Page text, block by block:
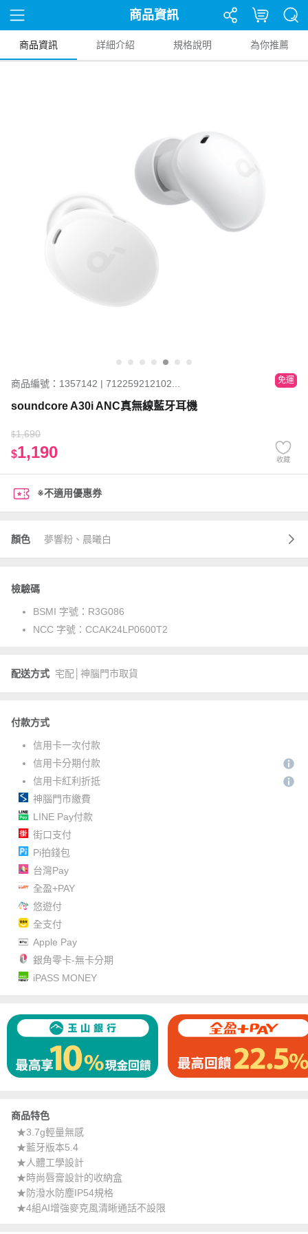
商品資訊
商品資訊 詳細介紹 規格說明 為你推薦
商品編號：1357142 | 712259212102... 免運
soundcore A30i ANC真無線藍牙耳機
$1,690
$1,190 收藏
※不適用優惠券
顏色 夢響粉、晨曦白
檢驗碼
BSMI 字號： R3G086
NCC 字號： CCAK24LP0600T2
配送方式 宅配│神腦門市取貨
付款方式
信用卡一次付款
信用卡分期付款
信用卡紅利折抵
神腦門市繳費
LINE Pay付款
街口支付
Pi拍錢包
台灣Pay
全盈+PAY
悠遊付
全支付
Apple Pay
銀角零卡-無卡分期
iPASS MONEY
商品特色
★3.7g輕量無感
★藍牙版本5.4
★人體工學設計
★時尚唇膏設計的收納盒
★防潑水防塵IP54規格
★4組AI增強麥克風清晰通話不設限